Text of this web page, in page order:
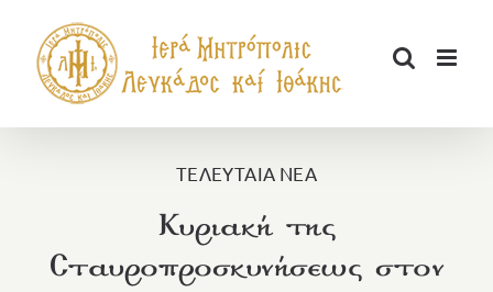
περιεχόμενο
ΤΕΛΕΥΤΑΙΑ ΝΕΑ
Κυριακή της
Σταυροπροσκυνήσεως στον